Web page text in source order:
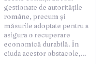
ciuda acestor obstacole,...